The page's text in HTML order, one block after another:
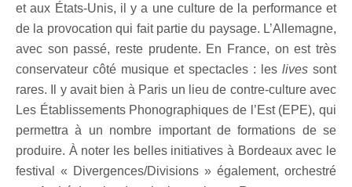
et aux États-Unis, il y a une culture de la performance et
de la provocation qui fait partie du paysage. L’Allemagne,
avec son passé, reste prudente. En France, on est très
conservateur côté musique et spectacles : les lives sont
rares. Il y avait bien à Paris un lieu de contre-culture avec
Les Établissements Phonographiques de l’Est (EPE), qui
permettra à un nombre important de formations de se
produire. À noter les belles initiatives à Bordeaux avec le
festival « Divergences/Divisions » également, orchestré